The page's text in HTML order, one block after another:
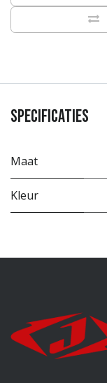
Specificaties
Maat
Kleur